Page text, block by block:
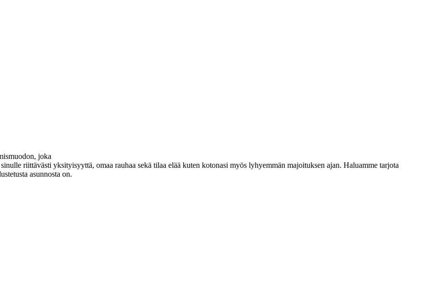
joka
riittävästi yksityisyyttä, omaa rauhaa sekä tilaa elää kuten kotonasi myös lyhyemmän majoituksen ajan. Haluamme tarjota
asunnosta on.